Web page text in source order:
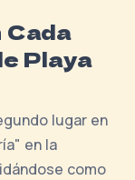
Cada
Playa
lugar en
en la
como